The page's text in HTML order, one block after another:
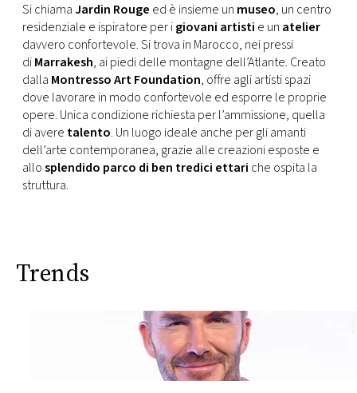
CONCORSI
EVENTI
VIDEO
TV
Si chiamaJardin Rouge ed è insieme un museo, un centro
residenziale e ispiratore per igiovani artisti e un atelier
davvero confortevole. Si trova in Marocco, nei pressi
diMarrakesh, ai piedi delle montagne dell’Atlante. Creato
dalla Montresso Art Foundation, offre agli artisti spazi
dove lavorare in modo confortevole ed esporre le proprie
opere. Unica condizione richiesta per l’ammissione, quella
di avere talento. Un luogo ideale anche per gli amanti
dell’arte contemporanea, grazie alle creazioni esposte e
allosplendido parco di ben tredici ettari che ospita la
struttura.
Trends